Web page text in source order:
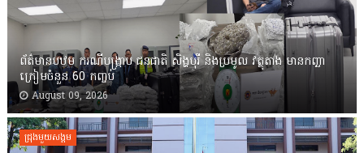
ព័ត៌មានបឋម ករណីបង្ក្រាប ជនជាតិ សិង្ហបុរី និងប្រមូល វត្ថុតាង មានកញ្ឆា
ក្រៀមចំនួន 60 កញ្ចប់
August 09, 2026
ជ្រុងមួយសង្គម